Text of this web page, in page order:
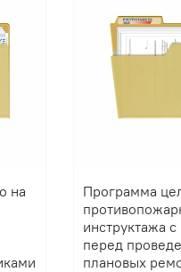
на
Программа
инструктажа
перед
плановых